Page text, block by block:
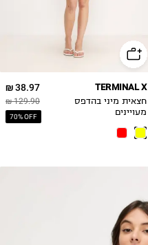
38.97 ₪
129.90 ₪
70% OFF
TERMINAL X
חצאית מיני בהדפס
מעויינים